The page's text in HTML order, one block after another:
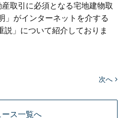
取引に必須となる宅地建物取
」がインターネットを介する
説」について紹介しておりま
次へ
ース一覧へ